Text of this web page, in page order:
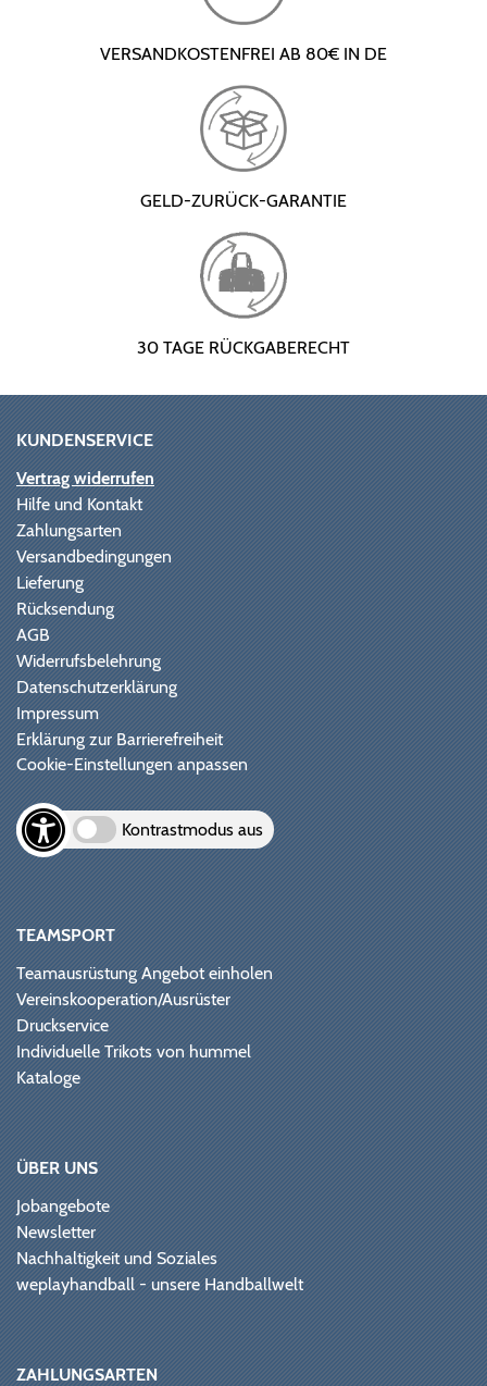
VERSANDKOSTENFREI AB 80€ IN DE
GELD-ZURÜCK-GARANTIE
30 TAGE RÜCKGABERECHT
KUNDENSERVICE
Vertrag widerrufen
Hilfe und Kontakt
Zahlungsarten
Versandbedingungen
Lieferung
Rücksendung
AGB
Widerrufsbelehrung
Datenschutzerklärung
Impressum
Erklärung zur Barrierefreiheit
Cookie-Einstellungen anpassen
Kontrastmodus aus
TEAMSPORT
Teamausrüstung Angebot einholen
Vereinskooperation/Ausrüster
Druckservice
Individuelle Trikots von hummel
Kataloge
ÜBER UNS
Jobangebote
Newsletter
Nachhaltigkeit und Soziales
weplayhandball - unsere Handballwelt
ZAHLUNGSARTEN